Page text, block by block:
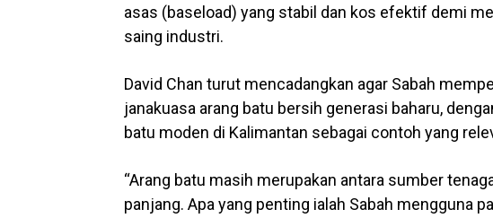
asas (baseload) yang stabil dan kos efektif demi
saing industri.
David Chan turut mencadangkan agar Sabah
janakuasa arang batu bersih generasi baharu,
batu moden di Kalimantan sebagai contoh yang
“Arang batu masih merupakan antara sumber
panjang. Apa yang penting ialah Sabah mengguna